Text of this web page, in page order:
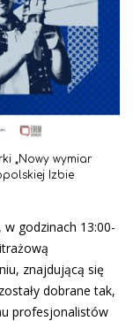
„Nowy wymiar
Izbie
godzinach 13:00-
znajdującą się
dobrane tak,
profesjonalistów